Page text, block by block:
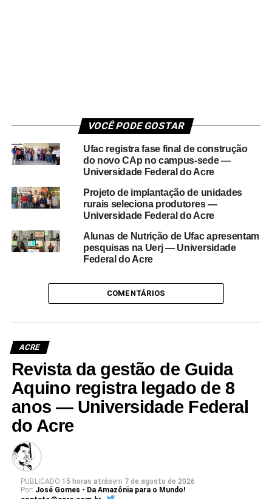
VOCÊ PODE GOSTAR
Ufac registra fase final de construção
do novo CAp no campus-sede —
Universidade Federal do Acre
Projeto de implantação de unidades
rurais seleciona produtores —
Universidade Federal do Acre
Alunas de Nutrição de Ufac apresentam
pesquisas na Uerj — Universidade
Federal do Acre
COMENTÁRIOS
ACRE
Revista da gestão de Guida
Aquino registra legado de 8
anos — Universidade Federal
do Acre
PUBLICADO 15 horas atrásem 7 de agosto de 2026
Por: José Gomes - Da Amazônia para o Mundo!